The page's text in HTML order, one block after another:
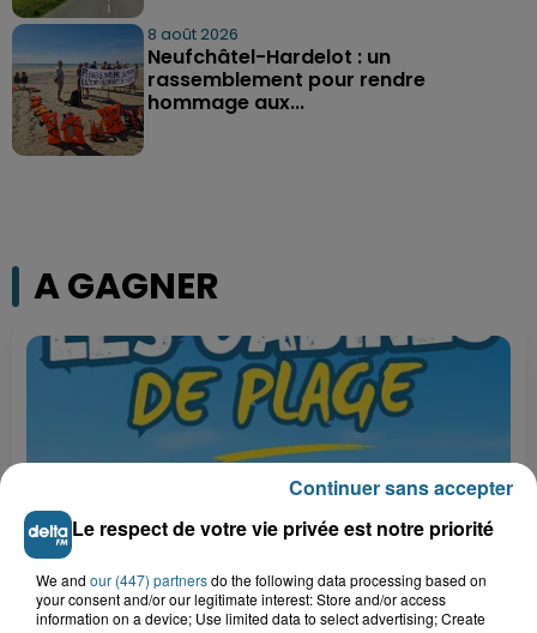
8 août 2026
Neufchâtel-Hardelot : un
rassemblement pour rendre
hommage aux...
A GAGNER
Grand jeu de l'été : les cabines de plages
Le respect de votre vie privée est notre priorité
We and our (447) partnersdo the following data processing based on
your consent and/or our legitimate interest: Store and/or access
information on a device; Use limited data to select advertising; Create
Continuer sans accepter